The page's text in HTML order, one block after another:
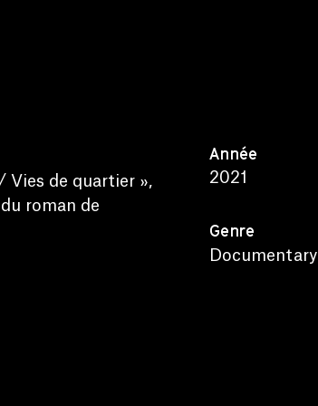
Vies de quartier »,
roman de
Année
2021
Genre
Documentary